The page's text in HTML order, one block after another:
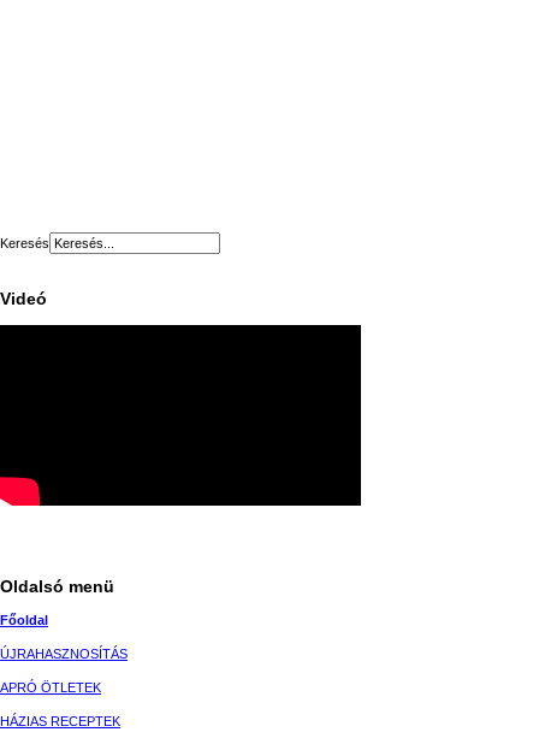
Keresés
Videó
Oldalsó menü
Főoldal
ÚJRAHASZNOSÍTÁS
APRÓ ÖTLETEK
HÁZIAS RECEPTEK